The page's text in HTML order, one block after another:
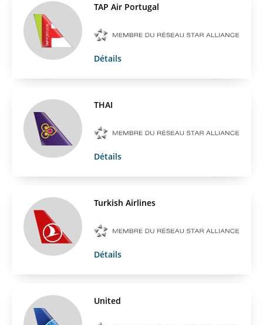
TAP Air Portugal
Détails
THAI
Détails
Turkish Airlines
Détails
United